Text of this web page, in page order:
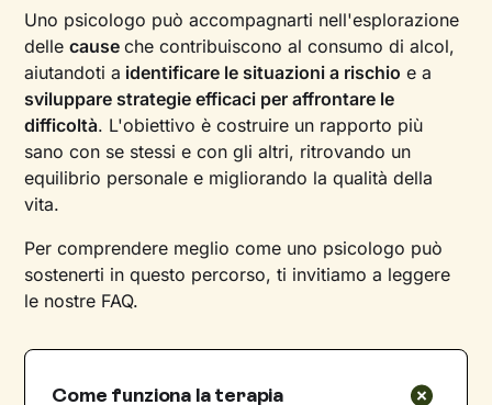
Uno psicologo può accompagnarti nell'esplorazione
dellecauseche contribuiscono al consumo di alcol,
aiutandoti a identificare le situazioni a rischio e a
sviluppare strategie efficaci per affrontare le
difficoltà. L'obiettivo è costruire un rapporto più
sano con se stessi e con gli altri, ritrovando un
equilibrio personale e migliorando la qualità della
vita.
Per comprendere meglio come uno psicologo può
sostenerti in questo percorso, ti invitiamo a leggere
le nostre FAQ.
Come funziona la terapia